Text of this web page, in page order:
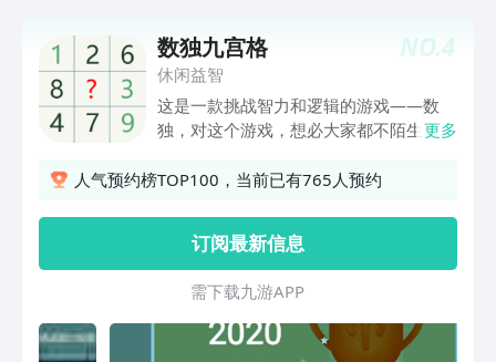
NO.4
数独九宫格
休闲益智
这是一款挑战智力和逻辑的游戏——数
独，对这个游戏，想必大家都不陌生了，
六宫格，满足你循序渐进的逻辑挑战！
知数字和解题条件，利用逻辑和推理，在
其他的空格上填入1-9的数字。使1-9每个
数字在每一行、每一列和每一宫中都只出
现一次，即可完成挑战。 四宫格数独和
六宫格对应的只是难度的变化，规则基本
更多
人气预约榜TOP100，当前已有765人预约
订阅最新信息
需 下 载 九 游 A P P